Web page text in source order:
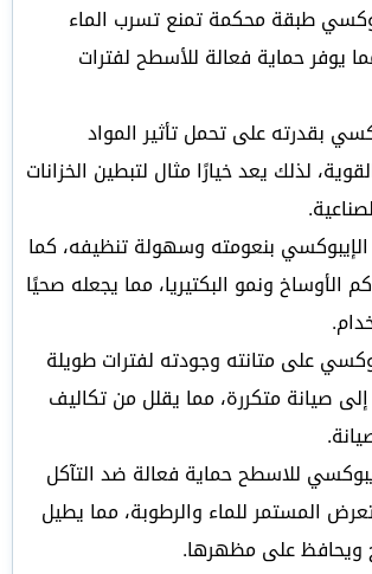
طبقة محكمة تمنع تسرب الماء
يوفر حماية فعالة للأسطح لفترات
بقدرته على تحمل تأثير المواد
لذلك يعد خيارًا مثال لتبطين الخزانات
بنعومته وسهولة تنظيفه، كما
الأوساخ ونمو البكتيريا، مما يجعله صحيًا
على متانته وجودته لفترات طويلة
صيانة متكررة، مما يقلل من تكاليف
للاسطح حماية فعالة ضد التآكل
المستمر للماء والرطوبة، مما يطيل
ويحافظ على مظهرها.